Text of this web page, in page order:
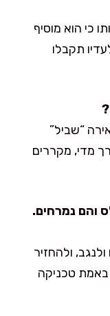
כי הוא מוסיף
תקבלו
“שביל”
מדי, מקררים
והם נמרחים.
ולהחזיר
10 דקות. זו באמת טכניקה